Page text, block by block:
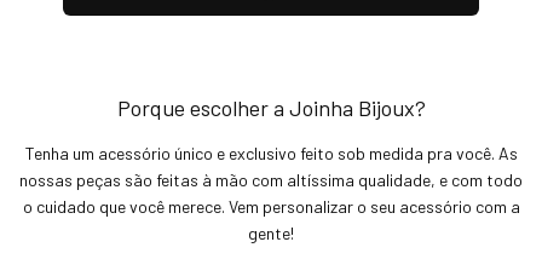
Porque escolher a Joinha Bijoux?
Tenha um acessório único e exclusivo feito sob medida pra você. As
nossas peças são feitas à mão com altíssima qualidade, e com todo
o cuidado que você merece. Vem personalizar o seu acessório com a
gente!